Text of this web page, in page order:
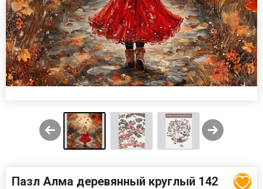
Пазл Алма деревянный круглый 142